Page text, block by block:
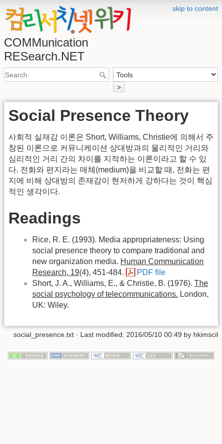
skip to content
COMMunication
RESearch.NET
>
Social Presence Theory
사회적 실재감 이론은 Short, Williams, Christie에 의해서 주
창된 이론으로 커뮤니케이션 상대방과의 물리적인 거리와
심리적인 거리 간의 차이를 지적하는 이론이라고 할 수 있
다. 전화와 편지라는 매체(medium)을 비교할 때, 전화는 편
지에 비해 상대방의 존재감이 현저하게 강하다는 것이 핵심
적인 생각이다.
Readings
Rice, R. E. (1993). Media appropriateness: Using
social presence theory to compare traditional and
new organization media. Human Communication
Research, 19(4), 451-484.
PDF file
Short, J. A., Williams, E., & Christie, B. (1976). The
social psychology of telecommunications. London,
UK: Wiley.
social_presence.txt · Last modified: 2016/05/10 00:49 by hkimscil